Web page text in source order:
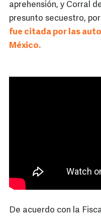
aprehensión, y Corral
presunto secuestro,
fue citada por las
México.
De acuerdo con la